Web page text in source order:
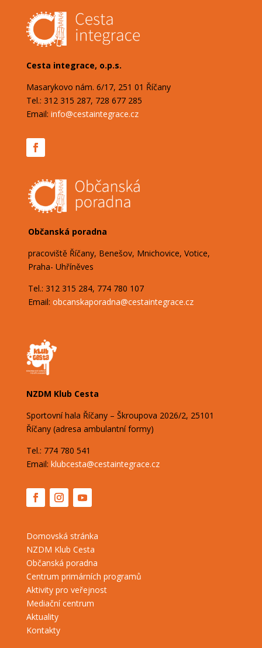
Cesta integrace, o.p.s.
Masarykovo nám. 6/17, 251 01 Říčany
Tel.: 312 315 287, 728 677 285
Email: info@cestaintegrace.cz
Občanská poradna
pracoviště Říčany, Benešov, Mnichovice, Votice,
Praha- Uhříněves
Tel.: 312 315 284, 774 780 107
Email: obcanskaporadna@cestaintegrace.cz
NZDM Klub Cesta
Sportovní hala Říčany – Škroupova 2026/2, 25101
Říčany (adresa ambulantní formy)
Tel.: 774 780 541
Email: klubcesta@cestaintegrace.cz
Domovská stránka
NZDM Klub Cesta
Občanská poradna
Centrum primárních programů
Aktivity pro veřejnost
Mediační centrum
Aktuality
Kontakty